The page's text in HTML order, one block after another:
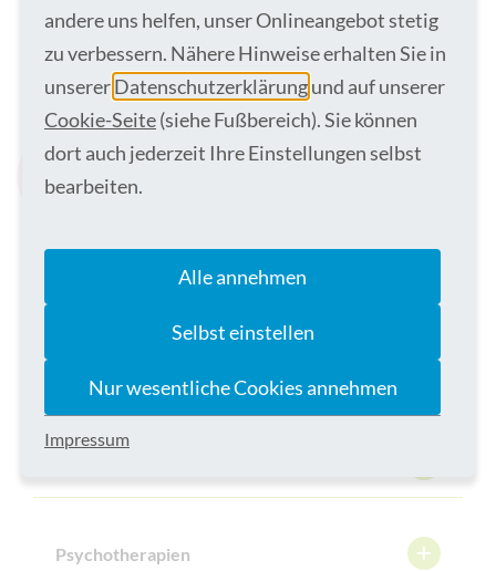
Persönlichkeitsstörungen
Neurosen
Belastungsstörungen
Therapeutische Angebote
Psychotherapien
andere uns helfen, unser Onlineangebot stetig
zu verbessern. Nähere Hinweise erhalten Sie in
unsererDatenschutzerklärungund auf unserer
Cookie-Seite(siehe Fußbereich). Sie können
dort auch jederzeit Ihre Einstellungen selbst
bearbeiten.
Alle annehmen
Selbst einstellen
Nur wesentliche Cookies annehmen
Impressum